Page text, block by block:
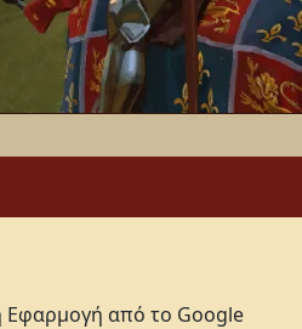
Εφαρμογή από το Google